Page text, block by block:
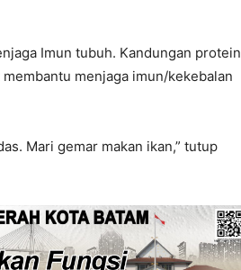
Imun tubuh. Kandungan protein
menjaga imun/kekebalan
Mari gemar makan ikan,” tutup